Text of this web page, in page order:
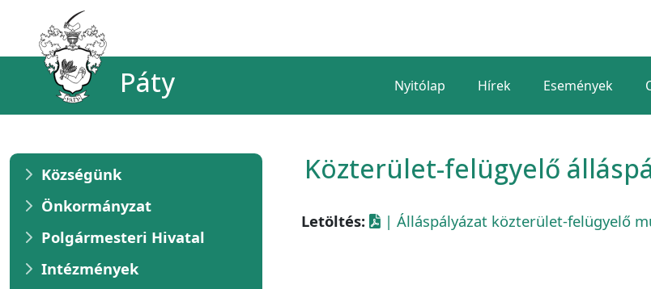
Páty Nyitólap Hírek Események
Községünk
Önkormányzat
Polgármesteri Hivatal
Intézmények
Közterület-felügyelő
Letöltés: | Álláspályázat közterület-felügyelő